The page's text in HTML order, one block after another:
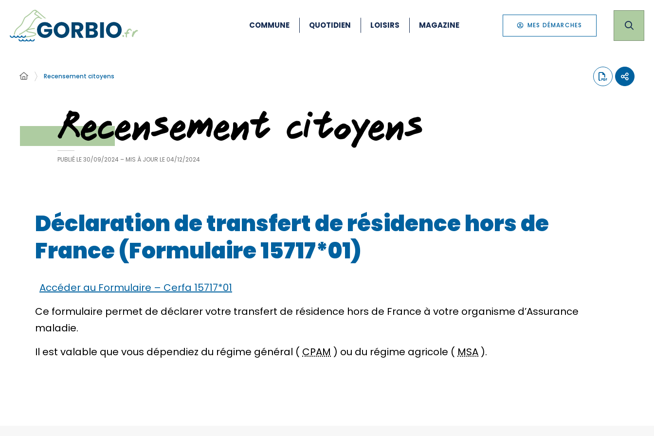
COMMUNE QUOTIDIEN LOISIRS MAGAZINE MES DÉMARCHES
Recensement citoyens
Recensement citoyens
PUBLIÉ LE30/09/2024 – MIS À JOUR LE 04/12/2024
Déclaration de transfert de résidence hors de
France (Formulaire 15717*01)
Accéder au Formulaire – Cerfa 15717*01
Ce formulaire permet de déclarer votre transfert de résidence hors de France à votre organisme d’Assurance
maladie.
Il est valable que vous dépendiez du régime général ( CPAM ) ou du régime agricole ( MSA ).